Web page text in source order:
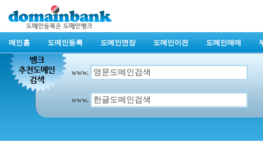
메인홈 도메인등록 도메인연장 도메인이전 도메인매매
www.
www.